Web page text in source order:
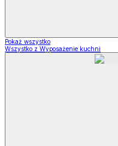
Pokaż wszystko
Wszystko z Wyposażenie kuchni